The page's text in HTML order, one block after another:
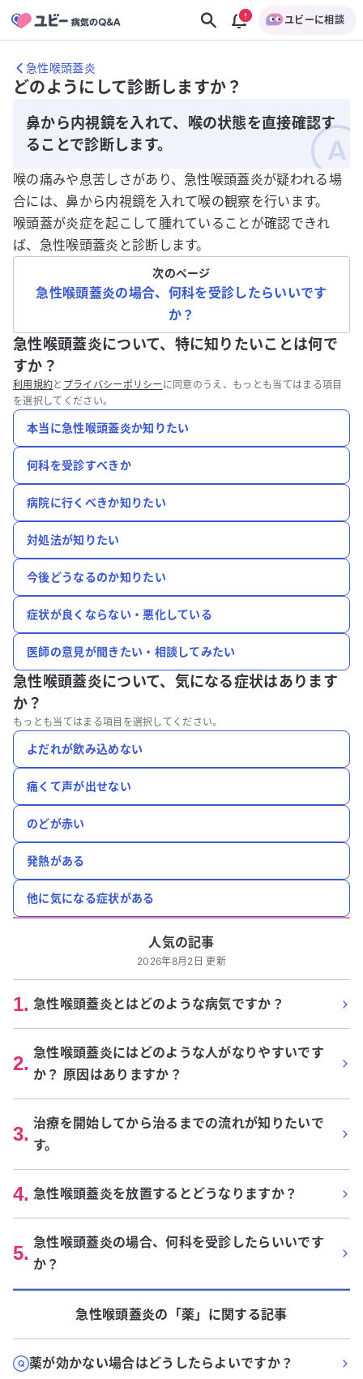
ユビーに相談
急性喉頭蓋炎
どのようにして診断しますか？
鼻から内視鏡を入れて、喉の状態を直接確認す
ることで診断します。
喉の痛みや息苦しさがあり、急性喉頭蓋炎が疑われる場
合には、鼻から内視鏡を入れて喉の観察を行います。
喉頭蓋が炎症を起こして腫れていることが確認できれ
ば、急性喉頭蓋炎と診断します。
次のページ
急性喉頭蓋炎の場合、何科を受診したらいいです
か？
急性喉頭蓋炎について、特に知りたいことは何で
すか？
利用規約と プライバシーポリシー に同意のうえ、もっとも当てはまる項目
を選択してください。
本当に急性喉頭蓋炎か知りたい
何科を受診すべきか
病院に行くべきか知りたい
対処法が知りたい
今後どうなるのか知りたい
症状が良くならない・悪化している
医師の意見が聞きたい・相談してみたい
急性喉頭蓋炎について、 気になる症状はあります
か？
もっとも当てはまる項目を選択してください。
よだれが飲み込めない
痛くて声が出せない
のどが赤い
発熱がある
他に気になる症状がある
人気の記事
2026年8月2日 更新
1. 急性喉頭蓋炎とはどのような病気ですか？
2. 急性喉頭蓋炎にはどのような人がなりやすいです
か？ 原因はありますか？
3. 治療を開始してから治るまでの流れが知りたいで
す。
4. 急性喉頭蓋炎を放置するとどうなりますか？
5. 急性喉頭蓋炎の場合、何科を受診したらいいです
か？
急性喉頭蓋炎の「薬」に関する記事
薬が効かない場合はどうしたらよいですか？